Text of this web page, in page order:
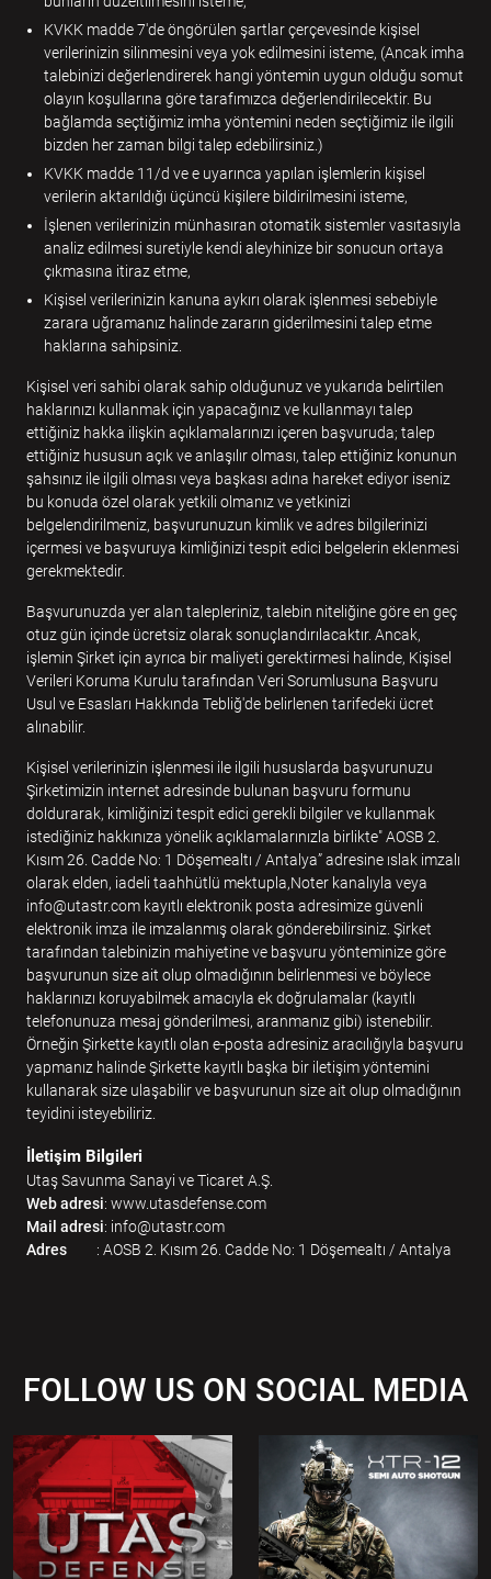
KVKK madde 7'de öngörülen şartlar çerçevesinde kişisel
verilerinizin silinmesini veya yok edilmesini isteme, (Ancak imha
talebinizi değerlendirerek hangi yöntemin uygun olduğu somut
olayın koşullarına göre tarafımızca değerlendirilecektir. Bu
bağlamda seçtiğimiz imha yöntemini neden seçtiğimiz ile ilgili
bizden her zaman bilgi talep edebilirsiniz.)
KVKK madde 11/d ve e uyarınca yapılan işlemlerin kişisel
verilerin aktarıldığı üçüncü kişilere bildirilmesini isteme,
İşlenen verilerinizin münhasıran otomatik sistemler vasıtasıyla
analiz edilmesi suretiyle kendi aleyhinize bir sonucun ortaya
çıkmasına itiraz etme,
Kişisel verilerinizin kanuna aykırı olarak işlenmesi sebebiyle
zarara uğramanız halinde zararın giderilmesini talep etme
haklarına sahipsiniz.
Kişisel veri sahibi olarak sahip olduğunuz ve yukarıda belirtilen
haklarınızı kullanmak için yapacağınız ve kullanmayı talep
ettiğiniz hakka ilişkin açıklamalarınızı içeren başvuruda; talep
ettiğiniz hususun açık ve anlaşılır olması, talep ettiğiniz konunun
şahsınız ile ilgili olması veya başkası adına hareket ediyor iseniz
bu konuda özel olarak yetkili olmanız ve yetkinizi
belgelendirilmeniz, başvurunuzun kimlik ve adres bilgilerinizi
içermesi ve başvuruya kimliğinizi tespit edici belgelerin eklenmesi
gerekmektedir.
Başvurunuzda yer alan talepleriniz, talebin niteliğine göre en geç
otuz gün içinde ücretsiz olarak sonuçlandırılacaktır. Ancak,
işlemin Şirket için ayrıca bir maliyeti gerektirmesi halinde, Kişisel
Verileri Koruma Kurulu tarafından Veri Sorumlusuna Başvuru
Usul ve Esasları Hakkında Tebliğ'de belirlenen tarifedeki ücret
alınabilir.
Kişisel verilerinizin işlenmesi ile ilgili hususlarda başvurunuzu
Şirketimizin internet adresinde bulunan başvuru formunu
doldurarak, kimliğinizi tespit edici gerekli bilgiler ve kullanmak
istediğiniz hakkınıza yönelik açıklamalarınızla birlikte" AOSB 2.
Kısım 26. Cadde No: 1 Döşemealtı / Antalya” adresine ıslak imzalı
olarak elden, iadeli taahhütlü mektupla,Noter kanalıyla veya
info@utastr.com kayıtlı elektronik posta adresimize güvenli
elektronik imza ile imzalanmış olarak gönderebilirsiniz. Şirket
tarafından talebinizin mahiyetine ve başvuru yönteminize göre
başvurunun size ait olup olmadığının belirlenmesi ve böylece
haklarınızı koruyabilmek amacıyla ek doğrulamalar (kayıtlı
telefonunuza mesaj gönderilmesi, aranmanız gibi) istenebilir.
Örneğin Şirkette kayıtlı olan e-posta adresiniz aracılığıyla başvuru
yapmanız halinde Şirkette kayıtlı başka bir iletişim yöntemini
kullanarak size ulaşabilir ve başvurunun size ait olup olmadığının
teyidini isteyebiliriz.
İletişim Bilgileri
Utaş Savunma Sanayi ve Ticaret A.Ş.
Web adresi: www.utasdefense.com
Mail adresi: info@utastr.com
Adres : AOSB 2. Kısım 26. Cadde No: 1 Döşemealtı / Antalya
FOLLOW US ON SOCIAL MEDIA